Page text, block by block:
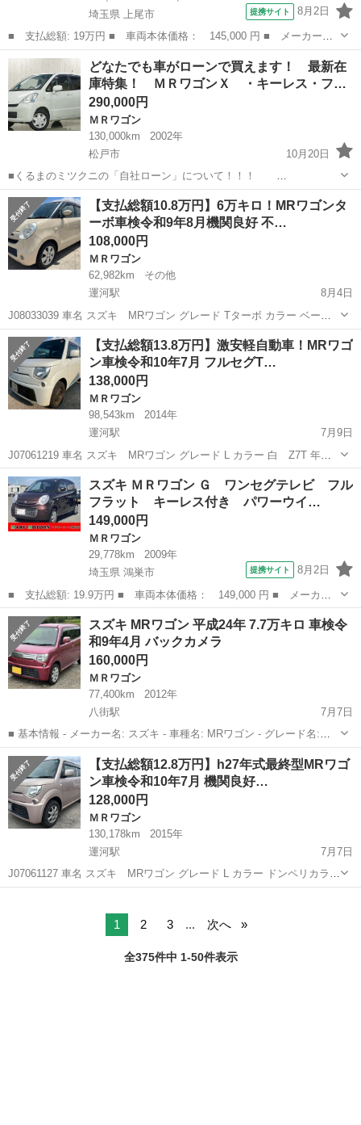
埼玉県 上尾市
提携サイト 8月2日
■ 支払総額: 19万円 ■ 車両本体価格： 145,000 円 ■ メーカー
名： スズキ ■ 車種名： ＭＲワゴン ■ グレード名： Ｌ ナ
ビ ＴＶ スマートキー パワーウィンドウ ＡＢＳ ■ 排気量：
660cc ■ ...
埼玉 上尾市 ＭＲワゴン
どなたでも車がローンで買えます！ 最新在
庫特集！ ＭＲワゴンＸ ・キーレス・フ…
290,000円
ＭＲワゴン
130,000km
2002年
松戸市
10月20日
■くるまのミツクニの「自社ローン」について！！！
当社で販売する車両
全てが自社ローンの対象です。 通常、中古車をオートローンで
購入される際は中古車販売店経由で信販...
千葉 松戸市 ＭＲワゴン ローン
【支払総額10.8万円】6万キロ！MRワゴンタ
ーボ車検令和9年8月機関良好 不…
108,000円
ＭＲワゴン
62,982km
その他
運河駅
8月4日
J08033039 車名 スズキ MRワゴン グレード Tターボ カラー ベージ
ュ ZGF 年式 平成18年11月 車検 令和9年8月 エアコン有無 有り作動
確認済み AT／MT AT【4AT】 排気量 660cc ドア...
千葉 野田市 運河駅 ＭＲワゴン 車両
【支払総額13.8万円】激安軽自動車！MRワゴ
ン車検令和10年7月 フルセグT…
138,000円
ＭＲワゴン
98,543km
2014年
運河駅
7月9日
J07061219 車名 スズキ MRワゴン グレード L カラー 白 Z7T 年式
平成26年12月 車検 令和10年7月 エアコン有無 有り作動確認済み AT／
MT AT【CVT】 排気量 660cc ドア数 5 定...
千葉 野田市 運河駅 ＭＲワゴン
スズキ ＭＲワゴン Ｇ ワンセグテレビ フル
フラット キーレス付き パワーウイ…
149,000円
ＭＲワゴン
29,778km
2009年
埼玉県 鴻巣市
提携サイト 8月2日
■ 支払総額: 19.9万円 ■ 車両本体価格： 149,000 円 ■ メーカー
名： スズキ ■ 車種名： ＭＲワゴン ■ グレード名： Ｇ ワン
セグテレビ フルフラット キーレス付き パワーウインド エアバ
ック パワス...
埼玉 鴻巣市 ＭＲワゴン
スズキ MRワゴン 平成24年 7.7万キロ 車検令
和9年4月 バックカメラ
160,000円
ＭＲワゴン
77,400km
2012年
八街駅
7月7日
■ 基本情報 - メーカー名: スズキ - 車種名: MRワゴン - グレード名:
10thアニバーサリーリミテッド（タッチパネルオーディオ装着車） -
年式: 平成24年4月（2012年） - 走行距離: 77,...
千葉 山武市 八街駅 ＭＲワゴン ミッション
【支払総額12.8万円】h27年式最終型MRワゴ
ン車検令和10年7月 機関良好…
128,000円
ＭＲワゴン
130,178km
2015年
運河駅
7月7日
J07061127 車名 スズキ MRワゴン グレード L カラー ドンペリカラ
ー ZVF 年式 平成27年6月 車検 令和10年7月 エアコン有無 有り作動
1 2 3 ... 次へ
全375件中 1-50件表示